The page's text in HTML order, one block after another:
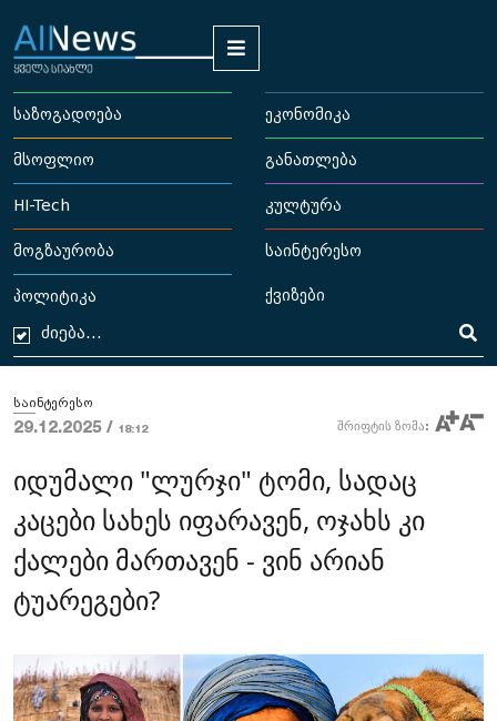
საზოგადოება ეკონომიკა
მსოფლიო განათლება
HI-Tech კულტურა
მოგზაურობა საინტერესო
პოლიტიკა ქვიზები
საინტერესო
29.12.2025 / 18:12 შრიფტის ზომა:
იდუმალი "ლურჯი" ტომი, სადაც
კაცები სახეს იფარავენ, ოჯახს კი
ქალები მართავენ - ვინ არიან
ტუარეგები?